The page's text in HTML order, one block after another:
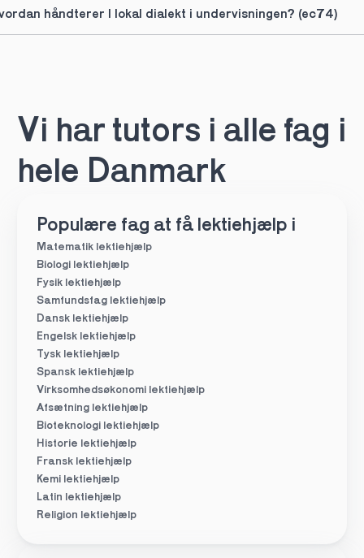
håndterer I lokal dialekt i undervisningen? (ec74)
Vi har tutors i alle fag i
hele Danmark
Populære fag at få lektiehjælp i
Matematik lektiehjælp
Biologi lektiehjælp
Fysik lektiehjælp
Samfundsfag lektiehjælp
Dansk lektiehjælp
Engelsk lektiehjælp
Tysk lektiehjælp
Spansk lektiehjælp
Virksomhedsøkonomi lektiehjælp
Afsætning lektiehjælp
Bioteknologi lektiehjælp
Historie lektiehjælp
Fransk lektiehjælp
Kemi lektiehjælp
Latin lektiehjælp
Religion lektiehjælp